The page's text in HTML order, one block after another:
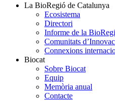
La BioRegió de Catalunya
Ecosistema
Directori
Informe de la
Comunitats
Connexions
Biocat
Sobre Biocat
Equip
Memòria anual
Contacte